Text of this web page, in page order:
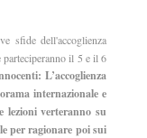
sfide dell'accoglienza
il 5 e il 6
L’accoglienza
internazionale e
lezioni verteranno su
per ragionare poi sui